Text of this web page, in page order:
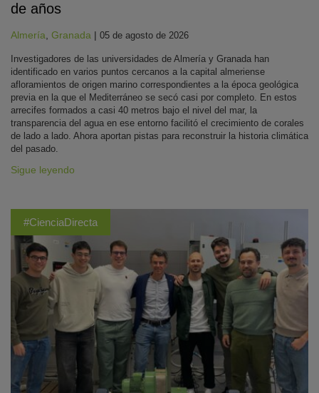
de años
Almería Granada | 05 de agosto de 2026
Investigadores de las universidades de Almería y Granada han
identificado en varios puntos cercanos a la capital almeriense
afloramientos de origen marino correspondientes a la época geológica
previa en la que el Mediterráneo se secó casi por completo. En estos
arrecifes formados a casi 40 metros bajo el nivel del mar, la
transparencia del agua en ese entorno facilitó el crecimiento de corales
de lado a lado. Ahora aportan pistas para reconstruir la historia climática
del pasado.
Sigue leyendo
#CienciaDirecta